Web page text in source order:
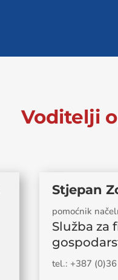
Voditelji
Stjepan
pomoćnik
Služba za
tel.: +387